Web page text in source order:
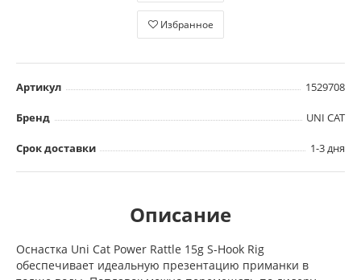
Избранное
Артикул 1529708
Бренд UNI CAT
Срок доставки 1-3 дня
Описание
Оснастка Uni Cat Power Rattle 15g S-Hook Rig
обеспечивает идеальную презентацию приманки в